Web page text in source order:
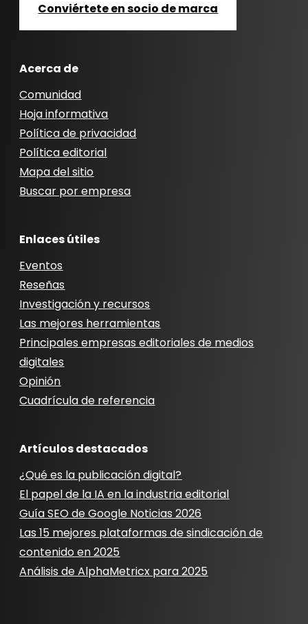
Conviértete en socio de marca
Acerca de
Comunidad
Hoja informativa
Política de privacidad
Política editorial
Mapa del sitio
Buscar por empresa
Enlaces útiles
Eventos
Reseñas
Investigación y recursos
Las mejores herramientas
Principales empresas editoriales de medios
digitales
Opinión
Cuadrícula de referencia
Artículos destacados
¿Qué es la publicación digital?
El papel de la IA en la industria editorial
Guía SEO de Google Noticias 2026
Las 15 mejores plataformas de sindicación de
contenido en 2025
Análisis de AlphaMetricx para 2025